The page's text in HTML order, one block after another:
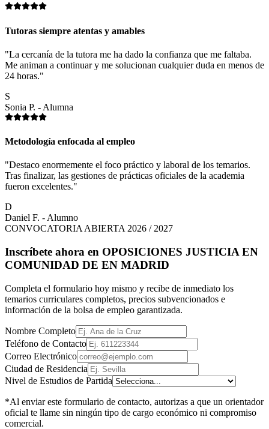
Tutoras siempre atentas y amables
"La cercanía de la tutora me ha dado la confianza que me faltaba.
Me animan a continuar y me solucionan cualquier duda en menos de
24 horas."
S
Sonia P. - Alumna
Metodología enfocada al empleo
"Destaco enormemente el foco práctico y laboral de los temarios.
Tras finalizar, las gestiones de prácticas oficiales de la academia
fueron excelentes."
D
Daniel F. - Alumno
CONVOCATORIA ABIERTA 2026 / 2027
Inscríbete ahora en OPOSICIONES JUSTICIA EN
COMUNIDAD DE EN MADRID
Completa el formulario hoy mismo y recibe de inmediato los
temarios curriculares completos, precios subvencionados e
información de la bolsa de empleo garantizada.
Nombre Completo
Teléfono de Contacto
Correo Electrónico
Ciudad de Residencia
Nivel de Estudios de Partida
*Al enviar este formulario de contacto, autorizas a que un orientador
oficial te llame sin ningún tipo de cargo económico ni compromiso
comercial.